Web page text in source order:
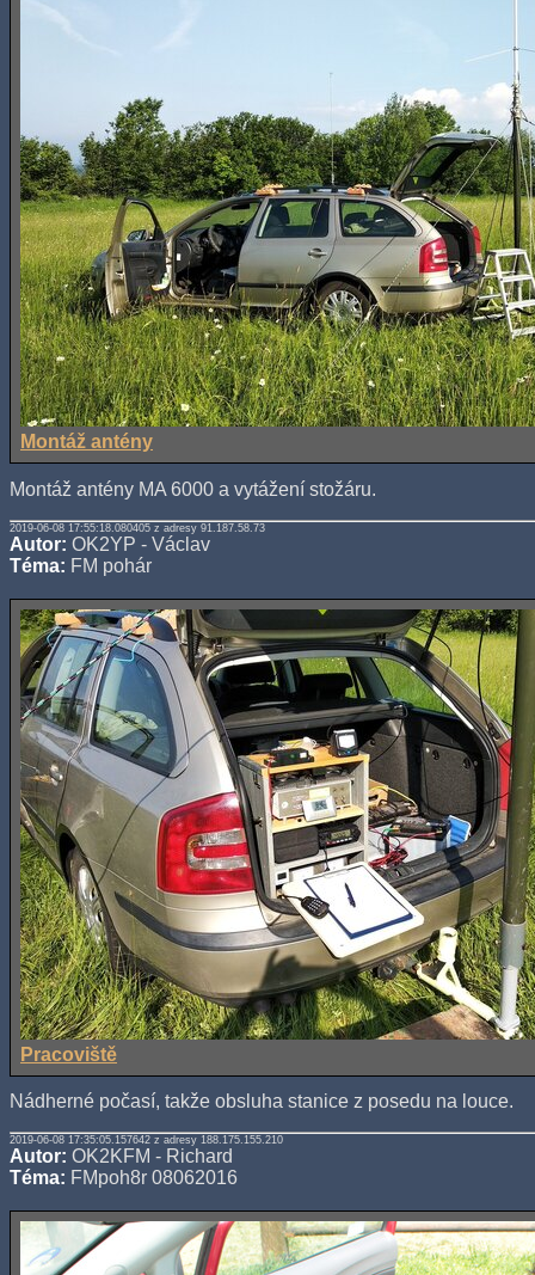
Montáž antény
Montáž antény MA 6000 a vytážení stožáru.
2019-06-08 17:55:18.080405 z adresy 91.187.58.73
Autor: OK2YP - Václav
Téma: FM pohár
Pracoviště
Nádherné počasí, takže obsluha stanice z posedu na louce.
2019-06-08 17:35:05.157642 z adresy 188.175.155.210
Autor: OK2KFM - Richard
Téma: FMpoh8r 08062016